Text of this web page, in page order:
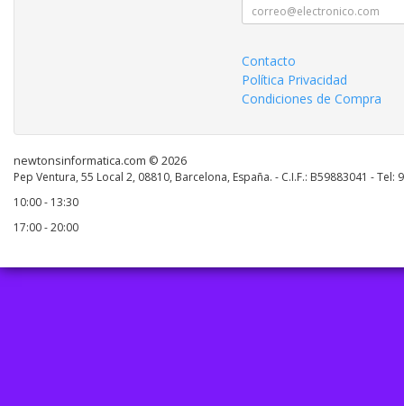
Contacto
Política Privacidad
Condiciones de Compra
newtonsinformatica.com © 2026
Pep Ventura, 55 Local 2, 08810, Barcelona, España. - C.I.F.: B59883041 - Tel:
10:00 - 13:30
17:00 - 20:00